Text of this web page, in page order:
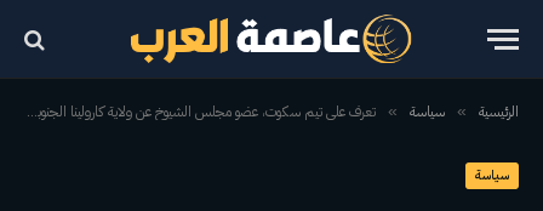
الرئيسية » سياسة » تعرف على تيم سكوت، عضو مجلس الشيوخ عن ولاية كارولينا الجنوبية والمرشح السابق للحزب الجمهوري والذي يمكن أن يصبح اختيار ترامب لمنصب نائب الرئيس
سياسة